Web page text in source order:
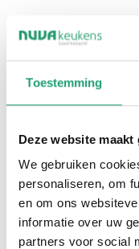
Toestemming
Deze website
We gebruiken
personaliseren, om
en om ons
informatie over uw
partners voor social
Bij een volledig
minimalisme
zonder zichtbare
rustig en modern
interieurs waarin
Vaak wordt
of zeer subtiele
keuken bijna één